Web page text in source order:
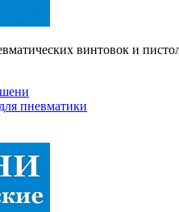
винтовок и
пневматики